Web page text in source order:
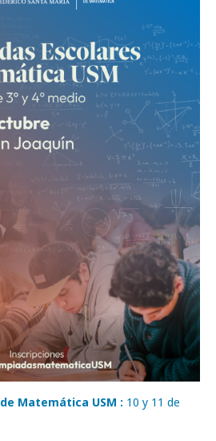
Matemática USM : 10 y 11 de